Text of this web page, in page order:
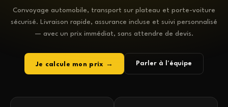
Convoyage automobile, transport sur plateau et porte-voiture
sécurisé. Livraison rapide, assurance incluse et suivi personnalisé
— avec un prix immédiat, sans attendre de devis.
Je calcule mon prix → Parler à l'équipe